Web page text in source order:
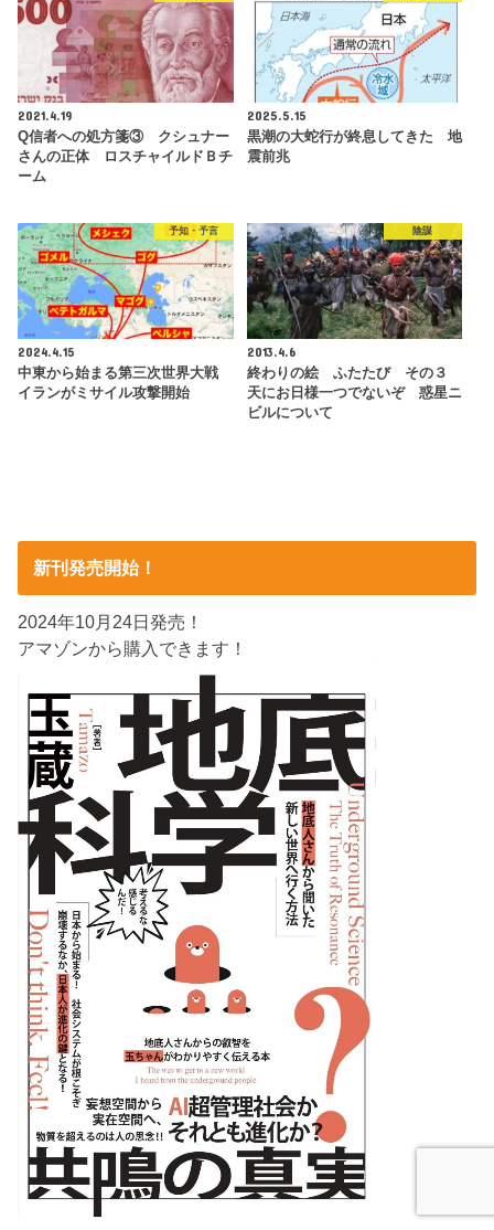
2021.4.19
Q信者への処方箋③ クシュナー
さんの正体 ロスチャイルドＢチ
ーム
2025.5.15
黒潮の大蛇行が終息してきた 地
震前兆
予知・予言
2024.4.15
中東から始まる第三次世界大戦
イランがミサイル攻撃開始
陰謀
2013.4.6
終わりの絵 ふたたび その３
天にお日様一つでないぞ 惑星ニ
ビルについて
新刊発売開始！
2024年10月24日発売！
アマゾンから購入できます！